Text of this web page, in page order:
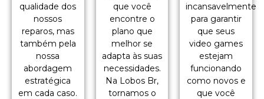
qualidade dos
nossos
reparos, mas
também pela
nossa
abordagem
estratégica
em cada caso.
que você
encontre o
plano que
melhor se
adapta às suas
necessidades.
Na Lobos Br,
tornamos o
incansavelmente
para garantir
que seus
video games
estejam
funcionando
como novos e
que você